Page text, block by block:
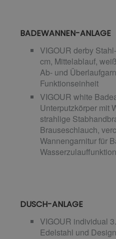
BADEWANNEN-ANLAGE
VIGOUR derby
cm, Mittelablauf,
Ab- und
Funktionseinheit
VIGOUR white
Unterputzkörper mit
strahlige
Brauseschlauch,
Wannengarnitur für
Wasserzulauffunktion
DUSCH-ANLAGE
VIGOUR individual
Edelstahl und